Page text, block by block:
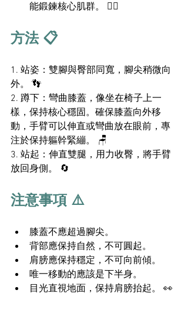
能鍛鍊核心肌群。 🧘‍♂️
方法 📋
1. 站姿：雙腳與臀部同寬，腳尖稍微向
外。 👣
2. 蹲下：彎曲膝蓋，像坐在椅子上一
樣，保持核心穩固。確保膝蓋向外移
動，手臂可以伸直或彎曲放在眼前，專
注於保持軀幹緊繃。 🪑
3. 站起：伸直雙腿，用力收臀，將手臂
放回身側。 🔄
注意事項 ⚠️
膝蓋不應超過腳尖。
背部應保持自然，不可圓起。
肩膀應保持穩定，不可向前傾。
唯一移動的應該是下半身。
目光直視地面，保持肩膀抬起。 👀